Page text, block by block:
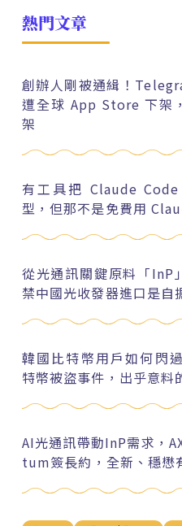
熱門文章
創辦人剛被通緝！
遭全球 App Store 下架
架
有工具把 Claude
型，但那不是免費用
從光通訊關鍵原料「InP
禁中國光收發器進口是自
韓國比特幣用戶如何閃
特幣被盜事件，出乎意料
AI光通訊帶動InP需求，
tum簽長約，全新、穩懋